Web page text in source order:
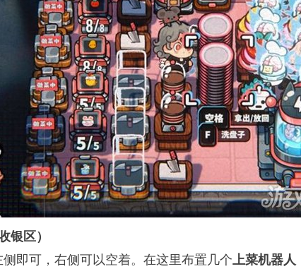
银区）
即可，右侧可以空着。在这里布置几个上菜机器人